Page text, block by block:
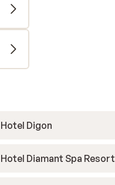
Hotel Digon
Hotel Diamant Spa Resort